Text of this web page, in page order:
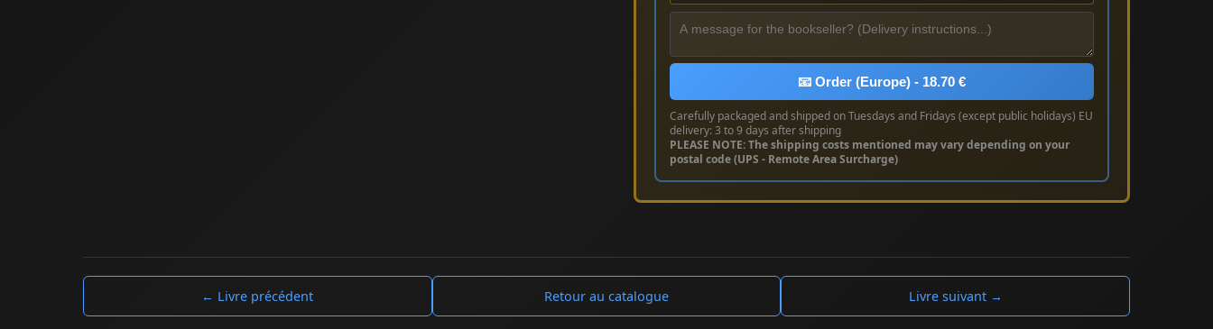
📧 Order (Europe) - 18.70 €
Carefully packaged and shipped on Tuesdays and Fridays (except public holidays) EU
delivery: 3 to 9 days after shipping
PLEASE NOTE: The shipping costs mentioned may vary depending on your
postal code (UPS - Remote Area Surcharge)
← Livre précédent Retour au catalogue Livre suivant →